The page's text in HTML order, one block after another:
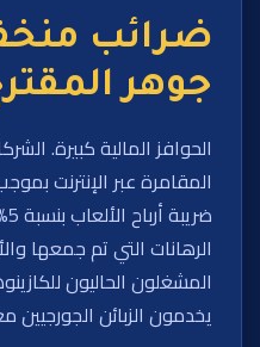
ضرائب
جوهر
الحوافز المالية كبيرة.
المقامرة عبر الإنترنت
الرهانات التي تم جمعها
المشغلون الحاليون
يخدمون الزبائن الجورجيين